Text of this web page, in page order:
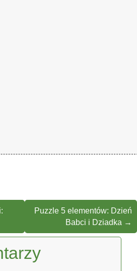
Puzzle 5 elementów: Dzień
Babci i Dziadka →